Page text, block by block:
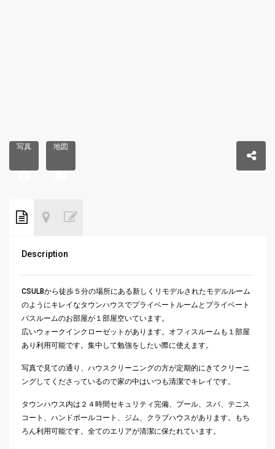
写真 地図
Description
CSULBから徒歩５分の場所にある新しくリモデルされたモデルルーム
のようにキレイなタウンハウスでプライベートルームとプラ イベート
バスルームのお部屋が１部屋空いています。
広いウォークインクローゼットがあります。 オフィスルームも１部屋
あり利用可能です。 集中して勉強をしたい際に使えます。
写真で見ての通り、 ハウスクリーニングの方が定期的にきてクリーニ
ングしてくださっているので家の中はいつも清潔でキレイです。
タウンハウス内は２４時間セキュリティ完備、プール、スパ、 テニス
コート、ハンドボールコート、ジム、 クラブハウスがあります。もち
ろん利用可能です。 全てのエリアが清潔に保たれています。